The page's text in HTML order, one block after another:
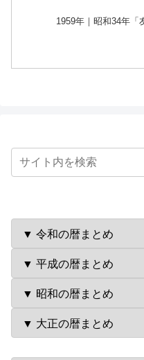
1959年｜昭和34年「